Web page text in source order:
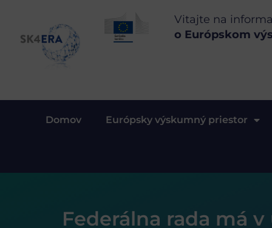
Vitajte na
o Európskom
Domov Európsky výskumný priestor
Federálna rada má